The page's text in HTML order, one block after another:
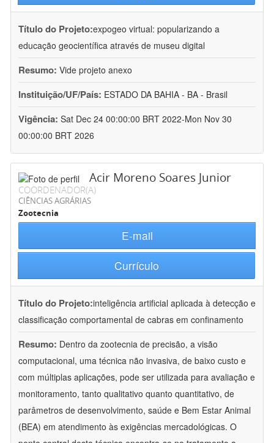
Título do Projeto:expogeo virtual: popularizando a
educação geocientífica através de museu digital
Resumo: Vide projeto anexo
Instituição/UF/País: ESTADO DA BAHIA - BA - Brasil
Vigência: Sat Dec 24 00:00:00 BRT 2022-Mon Nov 30
00:00:00 BRT 2026
Acir Moreno Soares Junior
COORDENADOR(A)
CIÊNCIAS AGRÁRIAS
Zootecnia
E-mail
Currículo
Título do Projeto:inteligência artificial aplicada à detecção e
classificação comportamental de cabras em confinamento
Resumo: Dentro da zootecnia de precisão, a visão
computacional, uma técnica não invasiva, de baixo custo e
com múltiplas aplicações, pode ser utilizada para avaliação e
monitoramento, tanto qualitativo quanto quantitativo, de
parâmetros de desenvolvimento, saúde e Bem Estar Animal
(BEA) em atendimento às exigências mercadológicas. O